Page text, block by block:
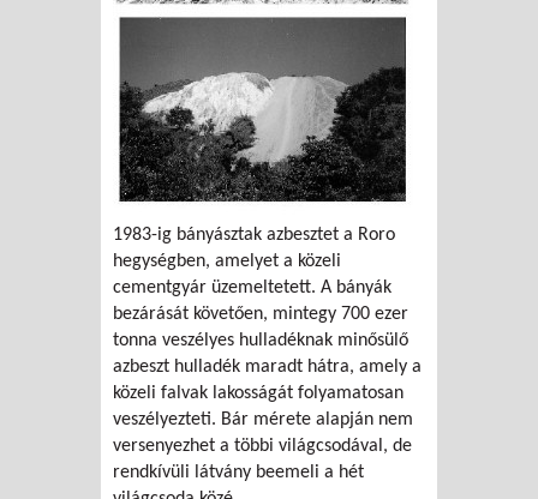
1983-ig bányásztak azbesztet a Roro
hegységben, amelyet a közeli
cementgyár üzemeltetett. A bányák
bezárását követően, mintegy 700 ezer
tonna veszélyes hulladéknak minősülő
azbeszt hulladék maradt hátra, amely a
közeli falvak lakosságát folyamatosan
veszélyezteti. Bár mérete alapján nem
versenyezhet a többi világcsodával, de
rendkívüli látvány beemeli a hét